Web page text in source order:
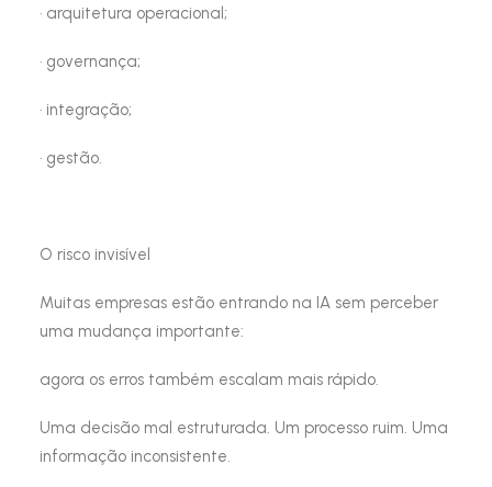
· arquitetura operacional;
· governança;
· integração;
· gestão.
O risco invisível
Muitas empresas estão entrando na IA sem perceber
uma mudança importante:
agora os erros também escalam mais rápido.
Uma decisão mal estruturada. Um processo ruim. Uma
informação inconsistente.